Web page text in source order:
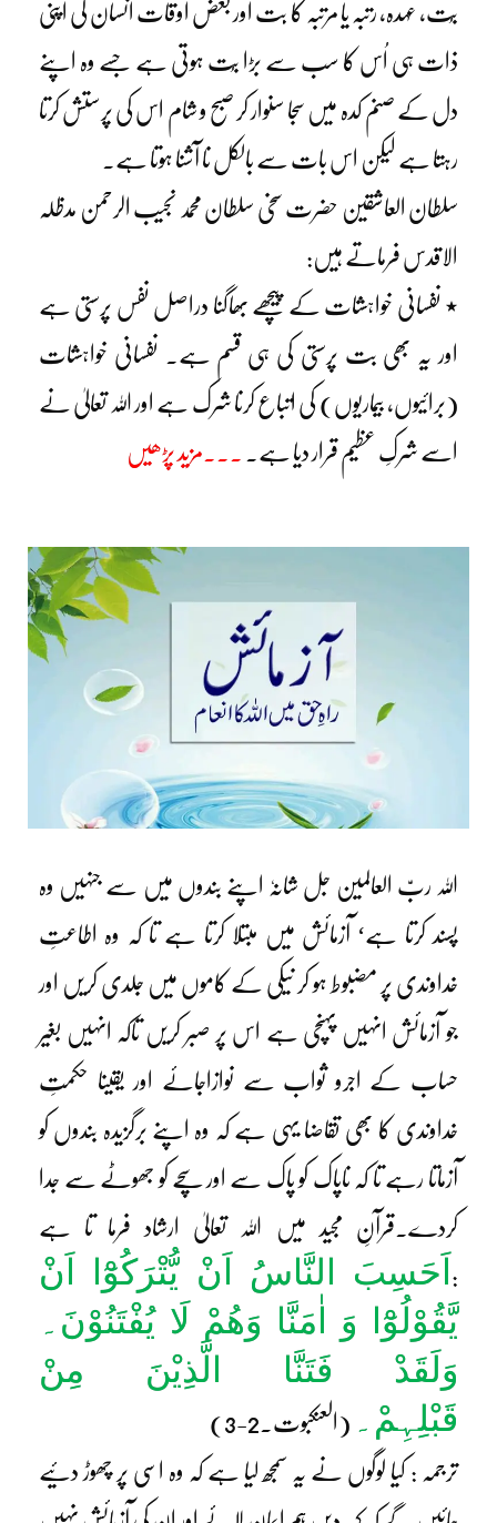
بُت، عہدہ، رتبہ یا مرتبہ کا بت اور بعض اوقات انسان کی اپنی
ذات ہی اُس کا سب سے بڑا بُت ہوتی ہے جسے وہ اپنے
دل کے صنم کدہ میں سجا سنوار کر صبح و شام اس کی پرستش کرتا
رہتا ہے لیکن اس بات سے بالکل نا آشنا ہوتا ہے۔
سلطان العاشقین حضرت سخی سلطان محمد نجیب الرحمن مدظلہ
الاقدس فرماتے ہیں:
٭ نفسانی خواہشات کے پیچھے بھاگنا دراصل نفس پرستی ہے
اور یہ بھی بت پرستی کی ہی قسم ہے۔ نفسانی خواہشات
(برائیوں، بیماریوں) کی اتباع کرنا شرک ہے اور اللہ تعالیٰ نے
اسے شرکِ عظیم قرار دیا ہے۔ ۔۔۔مزید پڑھیں
اللہ ربّ العالمین جل شانہٗ اپنے بندوں میں سے جنہیں وہ
پسند کرتا ہے‘ آزمائش میں مبتلا کرتا ہے تا کہ وہ اطاعتِ
خداوندی پر مضبوط ہو کر نیکی کے کاموں میں جلدی کریں اور
جو آزمائش انہیں پہنچی ہے اس پر صبر کریں تاکہ انہیں بغیر
حساب کے اجرو ثواب سے نوازاجائے اور یقینا حکمتِ
خداوندی کا بھی تقاضا یہی ہے کہ وہ اپنے برگزیدہ بندوں کو
آزماتا رہے تا کہ ناپاک کو پاک سے اور سچے کو جھوٹے سے جدا
کردے۔ قرآنِ مجید میں اللہ تعالیٰ ارشاد فرما تا ہے
:
اَحَسِبَ النَّاسُ اَنْ یُّتْرَکُوْٓا اَنْ
یَّقُوْلُوْٓا وَ اٰمَنَّا وَھُمْ لَا یُفْتَنُوْنَ۔
وَلَقَدْ فَتَنَّا الَّذِیْنَ مِنْ
قَبْلِہِمْ۔ (العنکبوت۔2-3)
ترجمہ : کیا لوگوں نے یہ سمجھ لیا ہے کہ وہ اسی پر چھوڑ دئیے